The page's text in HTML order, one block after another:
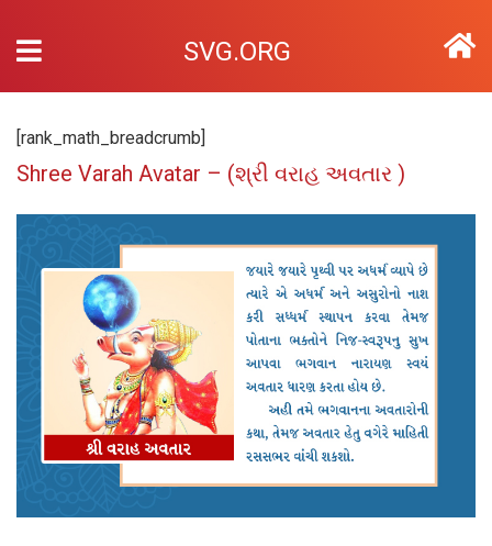
SVG.ORG
[rank_math_breadcrumb]
Shree Varah Avatar – (શ્રી વરાહ અવતાર )